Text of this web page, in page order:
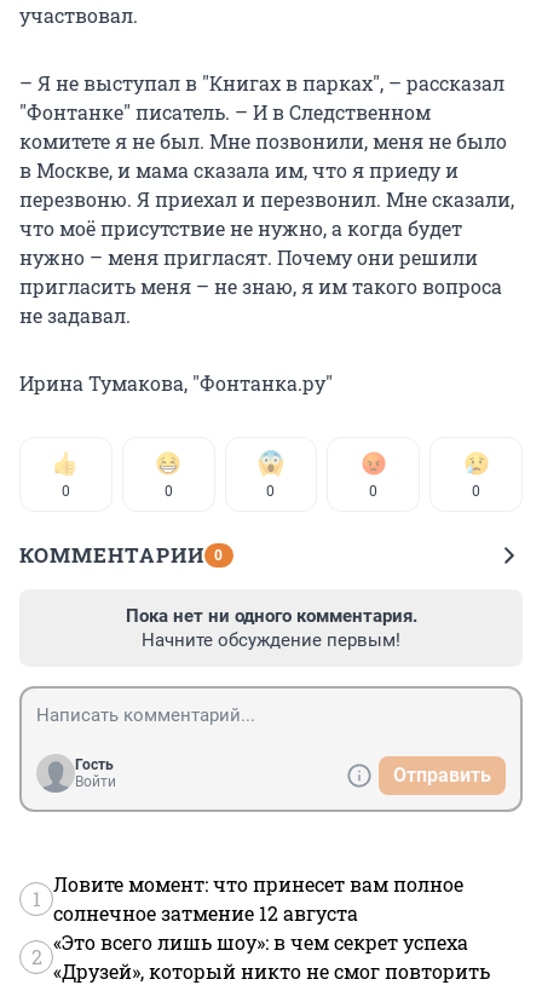
участвовал.
– Я не выступал в "Книгах в парках", – рассказал
"Фонтанке" писатель. – И в Следственном
комитете я не был. Мне позвонили, меня не было
в Москве, и мама сказала им, что я приеду и
перезвоню. Я приехал и перезвонил. Мне сказали,
что моё присутствие не нужно, а когда будет
нужно – меня пригласят. Почему они решили
пригласить меня – не знаю, я им такого вопроса
не задавал.
Ирина Тумакова, "Фонтанка.ру"
0 0 0 0 0
КОММЕНТАРИИ 0
Пока нет ни одного комментария.
Начните обсуждение первым!
Гость
Войти
Отправить
1
Ловите момент: что принесет вам полное
солнечное затмение 12 августа
2
«Это всего лишь шоу»: в чем секрет успеха
«Друзей», который никто не смог повторить